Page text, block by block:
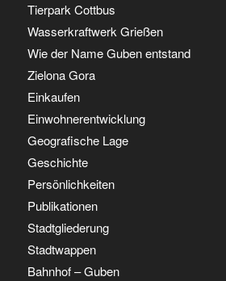
Tierpark Cottbus
Wasserkraftwerk Grießen
Wie der Name Guben entstand
Zielona Gora
Einkaufen
Einwohnerentwicklung
Geografische Lage
Geschichte
Persönlichkeiten
Publikationen
Stadtgliederung
Stadtwappen
Bahnhof – Guben